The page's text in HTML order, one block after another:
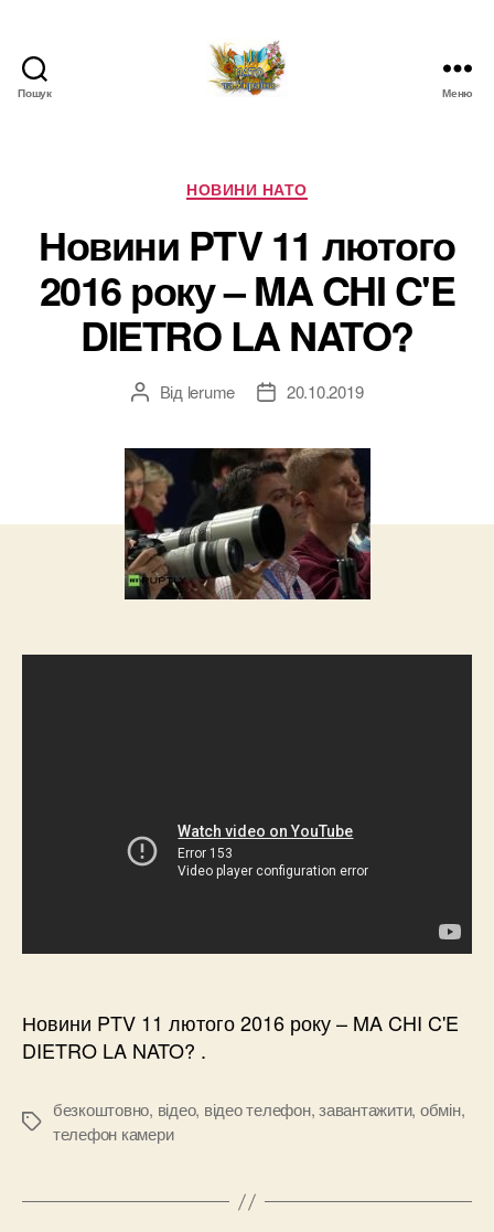
Пошук
Новини
про
НАТО
в
Україні
Меню
Категорії
НОВИНИ НАТО
Новини PTV 11 лютого
2016 року – MA CHI C'E
DIETRO LA NATO?
Автор
Від lerume
Дата20.10.2019
Новини PTV 11 лютого 2016 року – MA CHI C'E
DIETRO LA NATO? .
Позначки
безкоштовно, відео, відео телефон,завантажити, обмін,
телефон камери